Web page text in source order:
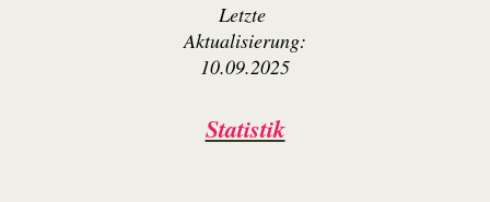
Letzte
Aktualisierung:
10.09.2025
Statistik